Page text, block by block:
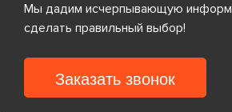
Мы дадим исчерпывающую
сделать правильный выбор!
Заказать звонок